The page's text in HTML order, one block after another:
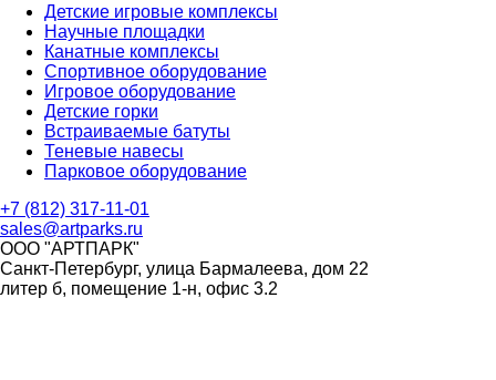
Детские игровые комплексы
Научные площадки
Канатные комплексы
Спортивное оборудование
Игровое оборудование
Детские горки
Встраиваемые батуты
Теневые навесы
Парковое оборудование
+7 (812) 317-11-01
sales@artparks.ru
ООО "АРТПАРК"
Санкт-Петербург, улица Бармалеева, дом 22
литер б, помещение 1-н, офис 3.2